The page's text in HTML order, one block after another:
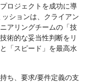
ロジェクトを成功に導
ションは、クライアン
アリングチームの「技
術的な妥当性判断をリ
「スピード」を最高水
ち、要求/要件定義の支